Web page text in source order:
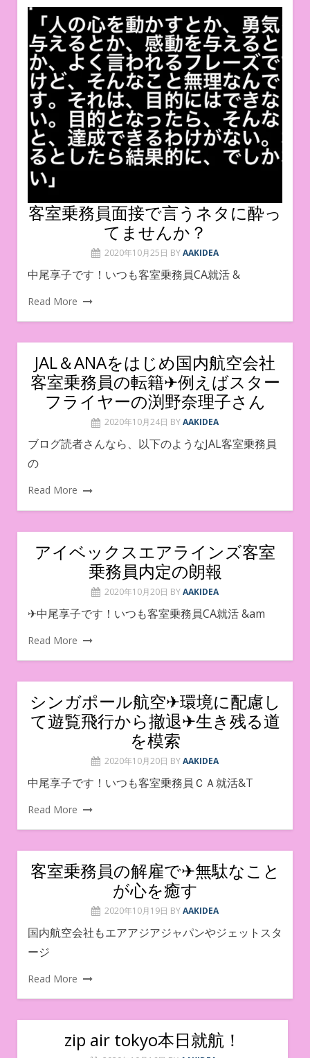
客室乗務員面接で言うネタに酔っ
てませんか？
2020年10月25日 BYAAKIDEA
中尾享子です！いつも客室乗務員CA就活 &
Read More
JAL＆ANAをはじめ国内航空会社
客室乗務員の転籍✈︎例えばスター
フライヤーの渕野奈理子さん
2020年10月24日 BYAAKIDEA
ブログ読者さんなら、以下のようなJAL客室乗務員
の
Read More
アイベックスエアラインズ客室
乗務員内定の朗報
2020年10月20日 BYAAKIDEA
✈︎中尾享子です！いつも客室乗務員CA就活 &am
Read More
シンガポール航空✈︎環境に配慮し
て遊覧飛行から撤退✈︎生き残る道
を模索
2020年10月20日 BYAAKIDEA
中尾享子です！いつも客室乗務員ＣＡ就活&T
Read More
客室乗務員の解雇で✈無駄なこと
が心を癒す
2020年10月19日 BYAAKIDEA
国内航空会社もエアアジアジャパンやジェットスタ
ージ
Read More
zip air tokyo本日就航！